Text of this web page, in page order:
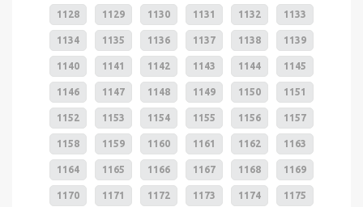
1128 1129 1130 1131 1132 1133
1134 1135 1136 1137 1138 1139
1140 1141 1142 1143 1144 1145
1146 1147 1148 1149 1150 1151
1152 1153 1154 1155 1156 1157
1158 1159 1160 1161 1162 1163
1164 1165 1166 1167 1168 1169
1170 1171 1172 1173 1174 1175